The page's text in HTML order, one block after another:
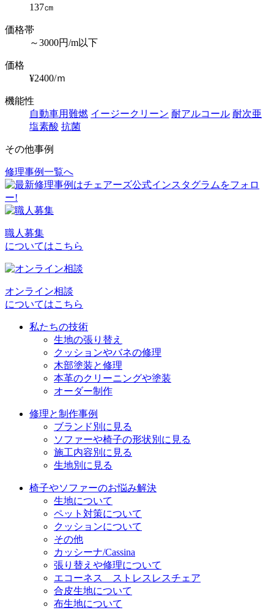
137㎝
価格帯
～3000円/m以下
価格
¥2400/ｍ
機能性
自動車用難燃 イージークリーン 耐アルコール 耐次亜
塩素酸 抗菌
その他事例
投
稿
ナ
ビ
ゲ
ー
シ
ョ
修理事例一覧へ
職人募集
についてはこちら
オンライン相談
についてはこちら
私たちの技術
生地の張り替え
クッションやバネの修理
木部塗装と修理
本革のクリーニングや塗装
オーダー制作
修理と制作事例
ブランド別に見る
ソファーや椅子の形状別に見る
施工内容別に見る
生地別に見る
椅子やソファーのお悩み解決
生地について
ペット対策について
クッションについて
その他
カッシーナ/Cassina
張り替えや修理について
エコーネス ストレスレスチェア
合皮生地について
布生地について